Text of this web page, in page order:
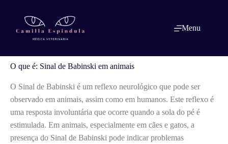
conteúdo
Menu
O que é: Sinal de Babinski em animais
O que é: Sinal de Babinski em animais
O Sinal de Babinski é um reflexo neurológico que pode ser
observado em animais, assim como em humanos. Este reflexo é
uma resposta involuntária que ocorre quando a sola do pé é
estimulada. Em animais, especialmente em cães e gatos, a
presença do Sinal de Babinski pode indicar problemas